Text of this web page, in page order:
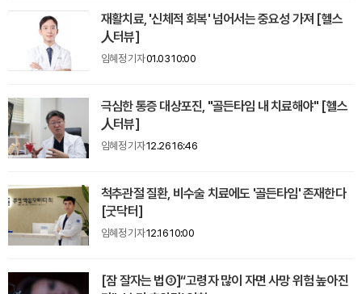
재활치료, '신체적 회복' 넘어서는 중요성 가져 [헬스
人터뷰]
임혜정 기자01.03 10:00
극심한 통증 대상포진, "골든타임 내 치료해야" [헬스
人터뷰]
임혜정 기자12.26 16:46
척추관절 질환, 비수술 치료에도 '골든타임' 존재한다
[굿닥터]
임혜정 기자12.16 10:00
[잠 잘자는 법③]“고령자 많이 자면 사망 위험 높아진